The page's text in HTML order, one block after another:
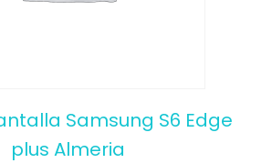
Samsung S6 Edge
plus Almeria